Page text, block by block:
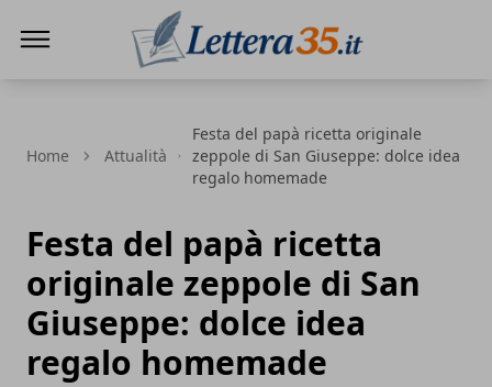
Home Attualità
Festa del papà ricetta originale
zeppole di San Giuseppe: dolce idea
regalo homemade
Festa del papà ricetta
originale zeppole di San
Giuseppe: dolce idea
regalo homemade